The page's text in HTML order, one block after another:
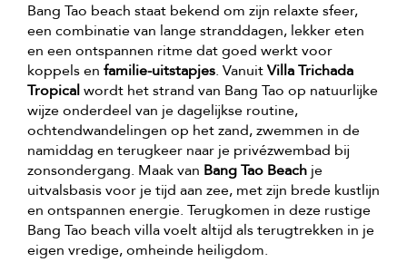
Bang Tao beach staat bekend om zijn relaxte sfeer,
een combinatie van lange stranddagen, lekker eten
en een ontspannen ritme dat goed werkt voor
koppels en familie-uitstapjes. VanuitVilla Trichada
Tropicalwordt het strand van Bang Tao op natuurlijke
wijze onderdeel van je dagelijkse routine,
ochtendwandelingen op het zand, zwemmen in de
namiddag en terugkeer naar je privézwembad bij
zonsondergang. Maak van Bang Tao Beach je
uitvalsbasis voor je tijd aan zee, met zijn brede kustlijn
en ontspannen energie. Terugkomen in deze rustige
Bang Tao beach villa voelt altijd als terugtrekken in je
eigen vredige, omheinde heiligdom.